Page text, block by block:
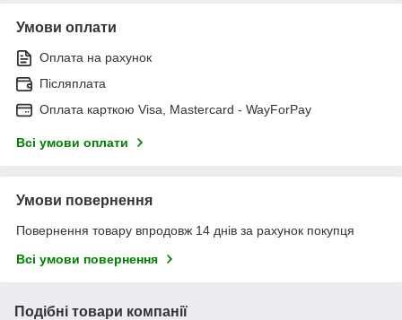
Умови оплати
Оплата на рахунок
Післяплата
Оплата карткою Visa, Mastercard - WayForPay
Всі умови оплати
Умови повернення
Повернення товару впродовж 14 днів за рахунок покупця
Всі умови повернення
Подібні товари компанії